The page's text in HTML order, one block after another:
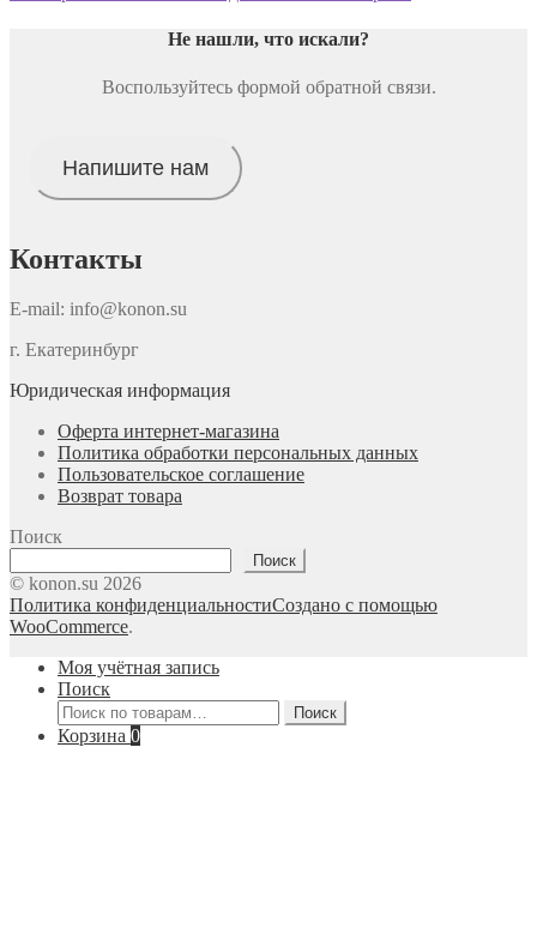
Не нашли, что искали?
Воспользуйтесь формой обратной связи.
Напишите нам
Контакты
E-mail: info@konon.su
г. Екатеринбург
Юридическая информация
Оферта интернет-магазина
Политика обработки персональных данных
Пользовательское соглашение
Возврат товара
Поиск
Поиск
© konon.su 2026
Политика конфиденциальностиСоздано с помощью
WooCommerce.
Моя учётная запись
Поиск
Искать:
Поиск
Корзина 0